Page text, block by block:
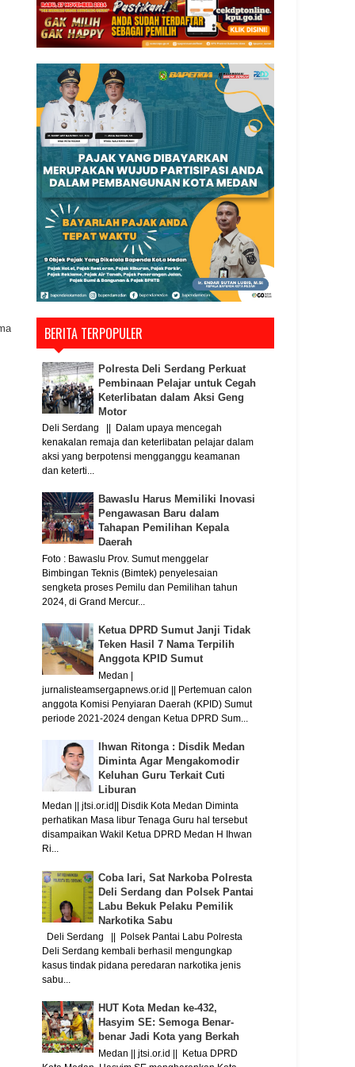
BERITA TERPOPULER
Polresta Deli Serdang Perkuat
Pembinaan Pelajar untuk Cegah
Keterlibatan dalam Aksi Geng
Motor
Deli Serdang || Dalam upaya mencegah
kenakalan remaja dan keterlibatan pelajar dalam
aksi yang berpotensi mengganggu keamanan
dan keterti...
Bawaslu Harus Memiliki Inovasi
Pengawasan Baru dalam
Tahapan Pemilihan Kepala
Daerah
Foto : Bawaslu Prov. Sumut menggelar
Bimbingan Teknis (Bimtek) penyelesaian
sengketa proses Pemilu dan Pemilihan tahun
2024, di Grand Mercur...
Ketua DPRD Sumut Janji Tidak
Teken Hasil 7 Nama Terpilih
Anggota KPID Sumut
Medan |
jurnalisteamsergapnews.or.id || Pertemuan calon
anggota Komisi Penyiaran Daerah (KPID) Sumut
periode 2021-2024 dengan Ketua DPRD Sum...
Ihwan Ritonga : Disdik Medan
Diminta Agar Mengakomodir
Keluhan Guru Terkait Cuti
Liburan
Medan || jtsi.or.id|| Disdik Kota Medan Diminta
perhatikan Masa libur Tenaga Guru hal tersebut
disampaikan Wakil Ketua DPRD Medan H Ihwan
Ri...
Coba lari, Sat Narkoba Polresta
Deli Serdang dan Polsek Pantai
Labu Bekuk Pelaku Pemilik
Narkotika Sabu
Deli Serdang || Polsek Pantai Labu Polresta
Deli Serdang kembali berhasil mengungkap
kasus tindak pidana peredaran narkotika jenis
sabu...
HUT Kota Medan ke-432,
Hasyim SE: Semoga Benar-
benar Jadi Kota yang Berkah
Medan || jtsi.or.id || Ketua DPRD